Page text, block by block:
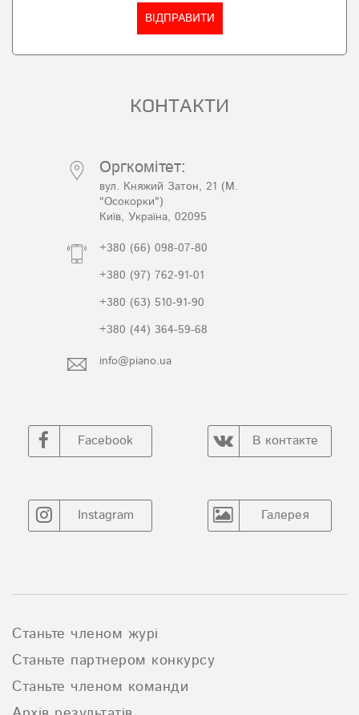
КОНТАКТИ
Оргкомітет:
вул. Княжий Затон, 21 (М.
"Осокорки")
Київ, Україна, 02095
+380 (66) 098-07-80
+380 (97) 762-91-01
+380 (63) 510-91-90
+380 (44) 364-59-68
info@piano.ua
Facebook В контакте
Instagram Галерея
Станьте членом журі
Станьте партнером конкурсу
Станьте членом команди